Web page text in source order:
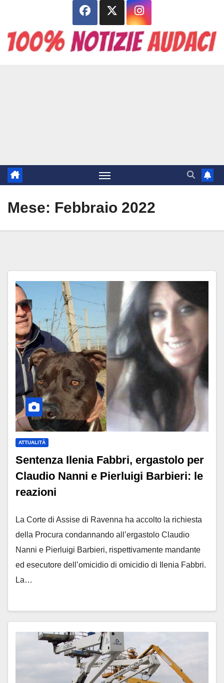
contenuto
Mese: Febbraio 2022
ATTUALITÀ
Sentenza Ilenia Fabbri, ergastolo per
Claudio Nanni e Pierluigi Barbieri: le
reazioni
La Corte di Assise di Ravenna ha accolto la richiesta
della Procura condannando all’ergastolo Claudio
Nanni e Pierluigi Barbieri, rispettivamente mandante
ed esecutore dell’omicidio di omicidio di Ilenia Fabbri.
La…